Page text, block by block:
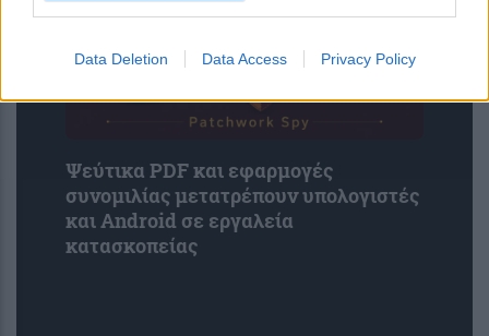
Data Deletion Data Access Privacy Policy
Ψεύτικα PDF και εφαρμογές
συνομιλίας μετατρέπουν υπολογιστές
και Android σε εργαλεία
κατασκοπείας